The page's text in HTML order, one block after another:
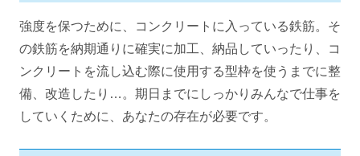
強度を保つために、コンクリートに入っている鉄筋。そ
の鉄筋を納期通りに確実に加工、納品していったり、コ
ンクリートを流し込む際に使用する型枠を使うまでに整
備、改造したり…。期日までにしっかりみんなで仕事を
していくために、あなたの存在が必要です。